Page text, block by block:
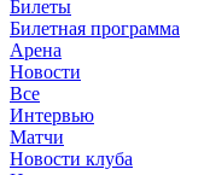
Билеты
Билетная программа
Арена
Новости
Все
Интервью
Матчи
Новости клуба